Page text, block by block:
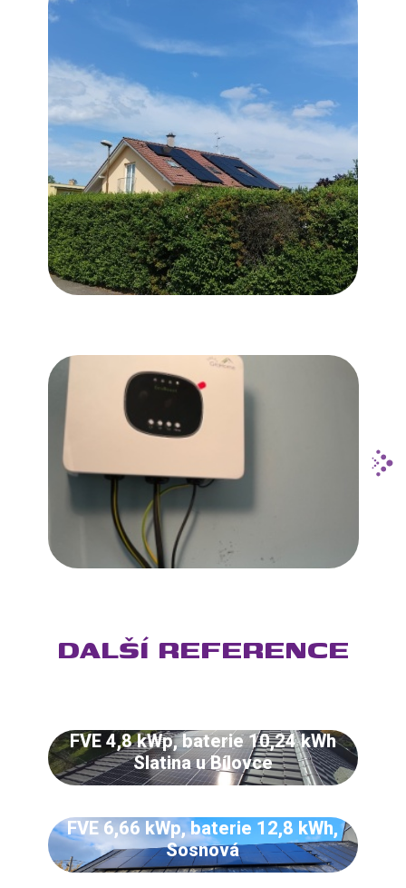
DALŠÍ REFERENCE
FVE 4,8 kWp, baterie 10,24 kWh
Slatina u Bílovce
FVE 6,66 kWp, baterie 12,8 kWh,
Sosnová